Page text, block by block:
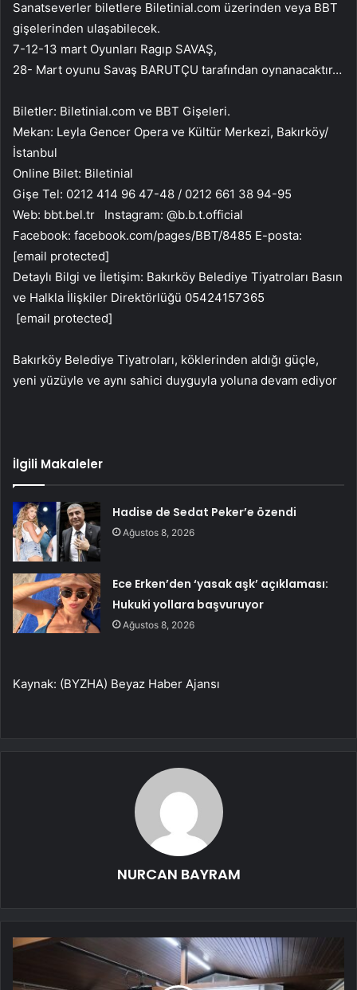
Sanatseverler biletlere Biletinial.com üzerinden veya BBT
gişelerinden ulaşabilecek.
7-12-13 mart Oyunları Ragıp SAVAŞ,
28- Mart oyunu Savaş BARUTÇU tarafından oynanacaktır…
Biletler: Biletinial.com ve BBT Gişeleri.
Mekan: Leyla Gencer Opera ve Kültür Merkezi, Bakırköy/
İstanbul
Online Bilet: Biletinial
Gişe Tel: 0212 414 96 47-48 / 0212 661 38 94-95
Web: bbt.bel.tr Instagram: @b.b.t.official
Facebook: facebook.com/pages/BBT/8485 E-posta:
[email protected]
Detaylı Bilgi ve İletişim: Bakırköy Belediye Tiyatroları Basın
ve Halkla İlişkiler Direktörlüğü 05424157365
[email protected]
Bakırköy Belediye Tiyatroları, köklerinden aldığı güçle,
yeni yüzüyle ve aynı sahici duyguyla yoluna devam ediyor
İlgili Makaleler
Hadise de Sedat Peker’e özendi
Ağustos 8, 2026
Ece Erken’den ‘yasak aşk’ açıklaması:
Hukuki yollara başvuruyor
Ağustos 8, 2026
Kaynak: (BYZHA) Beyaz Haber Ajansı
NURCAN BAYRAM